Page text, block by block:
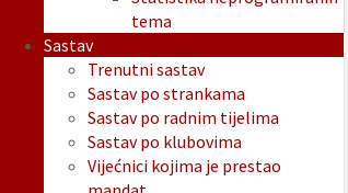
tema
Sastav
Trenutni sastav
Sastav po strankama
Sastav po radnim tijelima
Sastav po klubovima
Vijećnici kojima je prestao